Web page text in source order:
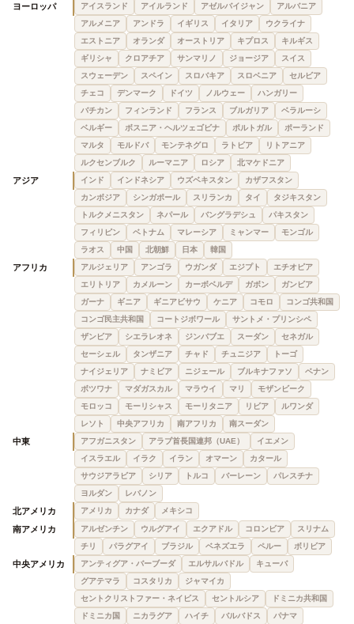
ヨーロッパ アイスランド アイルランド アゼルバイジャン
アルバニア
アルメニア
アンドラ イギリス イタリア
ウクライナ
エストニア
オランダ オーストリア キプロス
キルギス
ギリシャ
クロアチア サンマリノ ジョージア
スイス
スウェーデン
スペイン スロバキア スロベニア
セルビア
チェコ
デンマーク ドイツ ノルウェー
ハンガリー
バチカン
フィンランド フランス ブルガリア
ベラルーシ
ベルギー
ボスニア・ヘルツェゴビナ ポルトガル
ポーランド
マルタ
モルドバ モンテネグロ ラトビア
リトアニア
ルクセンブルク
ルーマニア ロシア 北マケドニア
アジア インド インドネシア ウズベキスタン
カザフスタン
カンボジア
シンガポール スリランカ タイ
タジキスタン
トルクメニスタン
ネパール バングラデシュ
パキスタン
フィリピン
ベトナム マレーシア ミャンマー
モンゴル
ラオス
中国 北朝鮮 日本 韓国
アフリカ アルジェリア アンゴラ ウガンダ エジプト
エチオピア
エリトリア
カメルーン カーボベルデ ガボン
ガンビア
ガーナ
ギニア ギニアビサウ ケニア コモロ
コンゴ共和国
コンゴ民主共和国
コートジボワール
サントメ・プリンシペ
ザンビア
シエラレオネ ジンバブエ スーダン
セネガル
セーシェル
タンザニア チャド チュニジア
トーゴ
ナイジェリア
ナミビア ニジェール ブルキナファソ
ベナン
ボツワナ
マダガスカル マラウイ マリ
モザンビーク
モロッコ
モーリシャス モーリタニア リビア
ルワンダ
レソト
中央アフリカ 南アフリカ 南スーダン
中東 アフガニスタン アラブ首長国連邦（UAE）
イエメン
イスラエル
イラク イラン オマーン
カタール
サウジアラビア
シリア トルコ バーレーン
パレスチナ
ヨルダン
レバノン
北アメリカ アメリカ カナダ メキシコ
南アメリカ アルゼンチン ウルグアイ エクアドル コロンビア
スリナム
チリ
パラグアイ ブラジル ベネズエラ ペルー ボリビア
中央アメリカ アンティグア・バーブーダ エルサルバドル
キューバ
グアテマラ
コスタリカ
ジャマイカ
セントクリストファー・ネイビス
セントルシア
ドミニカ共和国
ドミニカ国
ニカラグア ハイチ バルバドス パナマ